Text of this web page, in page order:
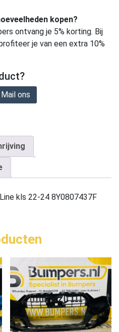
kopen?
ontvang je 5% korting. Bij
je van een extra 10%
Mail ons
kls 22-24 8Y0807437F